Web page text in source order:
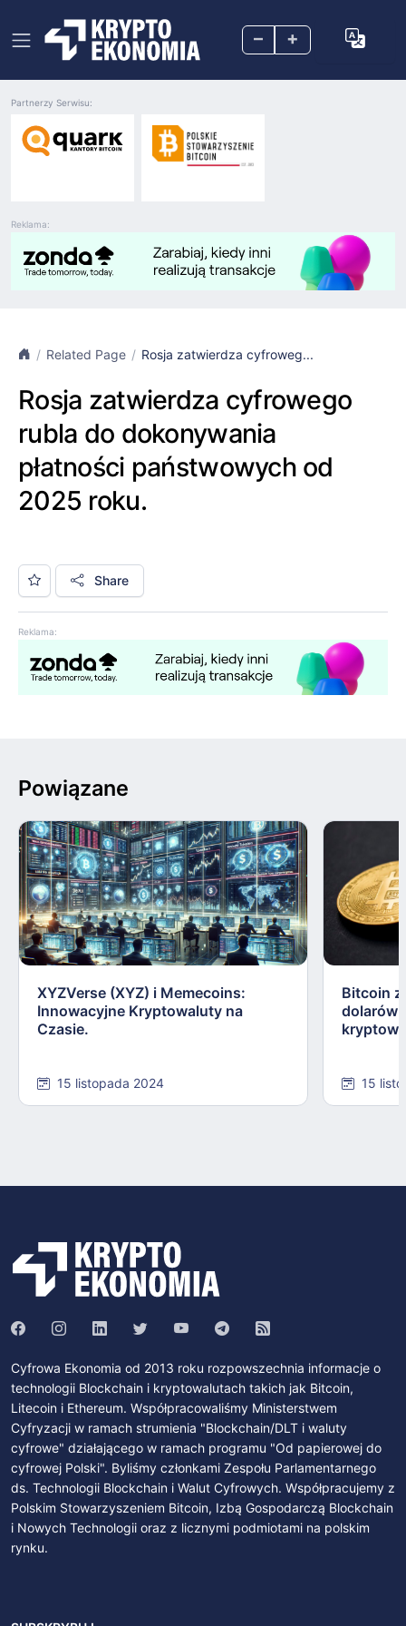
– +
Reklama:
Partnerzy Serwisu:
Related Page Rosja zatwierdza cyfroweg...
Rosja zatwierdza cyfrowego
rubla do dokonywania
płatności państwowych od
2025 roku.
Share
Reklama:
Powiązane
XYZVerse (XYZ) i Memecoins:
Innowacyjne Kryptowaluty na
Czasie.
15 listopada 2024
Bitcoin
dolarów:
15
Cyfrowa Ekonomia od 2013 roku rozpowszechnia informacje o
technologii Blockchain i kryptowalutach takich jak Bitcoin,
Litecoin i Ethereum. Współpracowaliśmy Ministerstwem
Cyfryzacji w ramach strumienia "Blockchain/DLT i waluty
cyfrowe" działającego w ramach programu "Od papierowej do
cyfrowej Polski". Byliśmy członkami Zespołu Parlamentarnego
ds. Technologii Blockchain i Walut Cyfrowych. Współpracujemy z
Polskim Stowarzyszeniem Bitcoin, Izbą Gospodarczą Blockchain
i Nowych Technologii oraz z licznymi podmiotami na polskim
rynku.